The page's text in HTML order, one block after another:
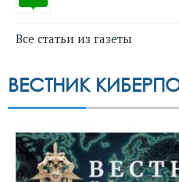
Все статьи из газеты
ВЕСТНИК